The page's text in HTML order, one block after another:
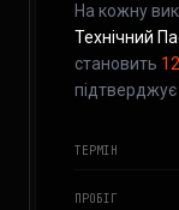
На кожну
Технічний
становить
підтверджує
ТЕРМІН
ПРОБІГ